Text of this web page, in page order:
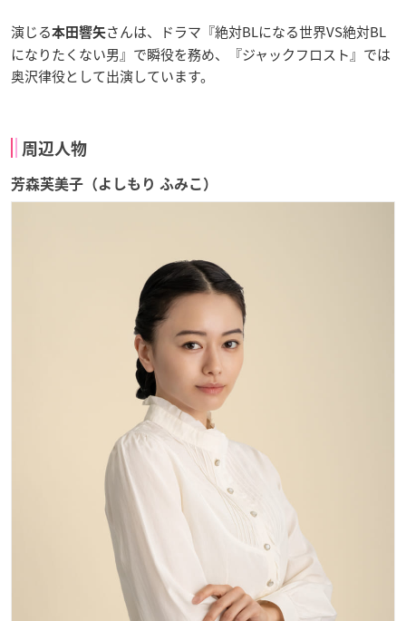
演じる本田響矢さんは、ドラマ『絶対BLになる世界VS絶対BL
になりたくない男』で瞬役を務め、『ジャックフロスト』では
奥沢律役として出演しています。
周辺人物
芳森芙美子（よしもり ふみこ）